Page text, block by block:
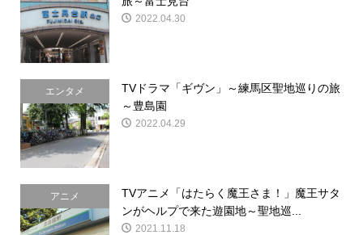
2022.04.30
エンタメ
TVドラマ「ギヴン」～練馬区聖地巡りの旅
～豊島園
2022.04.29
アニメ
TVアニメ「はたらく魔王さま！」魔王サタ
ンがヘルプで来た遊園地～聖地巡...
2021.11.18